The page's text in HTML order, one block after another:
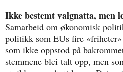
Ikke bestemt valgnatta, men
Samarbeid om økonomisk
politikk som EUs fire
som ikke oppstod på
stemmene blei talt opp, men